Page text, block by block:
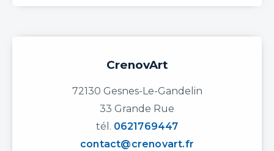
CrenovArt
72130 Gesnes-Le-Gandelin
33 Grande Rue
tél. 0621769447
contact@crenovart.fr